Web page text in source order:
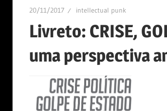
20/11/2017 intellectual punk
Livreto: CRISE,
uma perspectiva